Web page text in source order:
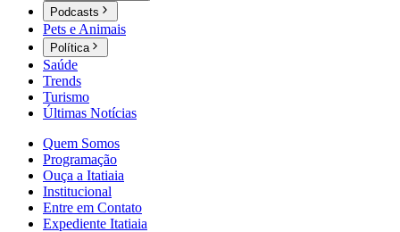
Podcasts
Pets e Animais
Política
Saúde
Trends
Turismo
Últimas Notícias
Quem Somos
Programação
Ouça a Itatiaia
Institucional
Entre em Contato
Expediente Itatiaia